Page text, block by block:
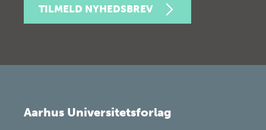
TILMELD NYHEDSBREV
Aarhus Universitetsforlag